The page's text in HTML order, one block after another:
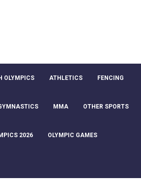
OLYMPICS ATHLETICS FENCING
MMA OTHER SPORTS
2026 OLYMPIC GAMES